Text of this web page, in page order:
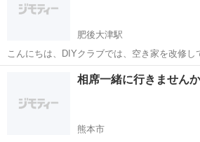
肥後大津駅
こんにちは、DIYクラブでは、空き家を改修し
不動産投資の分配を考えております。会費で
新たな事業を展開して行けたらいいと考えて
の代わりに不動産投資で固定収入を得...
肥後大津駅 その他
相席一緒に行きません
熊本市